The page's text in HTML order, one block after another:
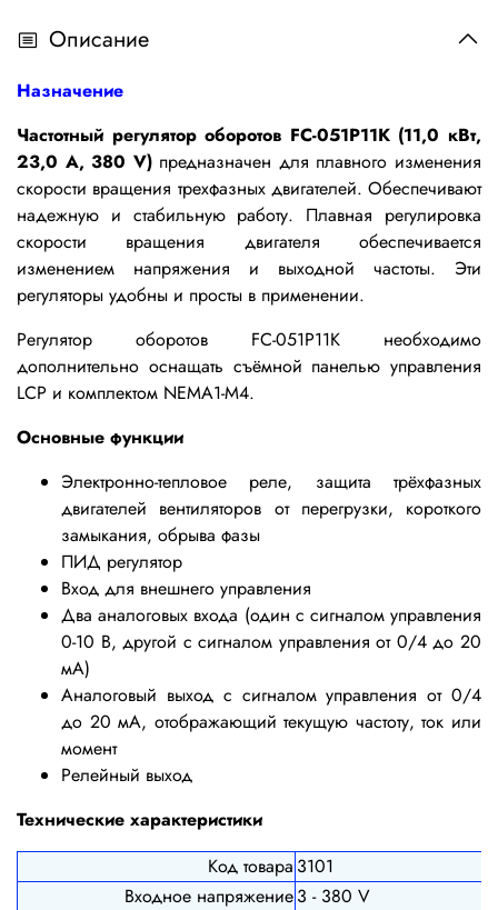
Описание
Назначение
Частотный регулятор оборотов FC-051P11K (11,0 кВт,
23,0 А, 380 V)предназначен для плавного изменения
скорости вращения трехфазных двигателей. Обеспечивают
надежную и стабильную работу. Плавная регулировка
скорости вращения двигателя обеспечивается
изменением напряжения и выходной частоты. Эти
регуляторы удобны и просты в применении.
Регулятор оборотов FC-051P11K необходимо
дополнительно оснащать съёмной панелью управления
LCP и комплектом NEMA1-М4.
Основные функции
Электронно-тепловое реле, защита трёхфазных
двигателей вентиляторов от перегрузки, короткого
замыкания, обрыва фазы
ПИД регулятор
Вход для внешнего управления
Два аналоговых входа (один с сигналом управления
0-10 В, другой с сигналом управления от 0/4 до 20
мА)
Аналоговый выход с сигналом управления от 0/4
до 20 мА, отображающий текущую частоту, ток или
момент
Релейный выход
Технические характеристики
Код товара 3101
Входное напряжение3 - 380 V